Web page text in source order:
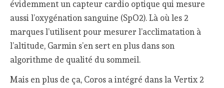
évidemment un capteur cardio optique qui mesure
aussi l’oxygénation sanguine (SpO2). Là où les 2
marques l’utilisent pour mesurer l’acclimatation à
l’altitude, Garmin s’en sert en plus dans son
algorithme de qualité du sommeil.
Mais en plus de ça, Coros a intégré dans la Vertix 2